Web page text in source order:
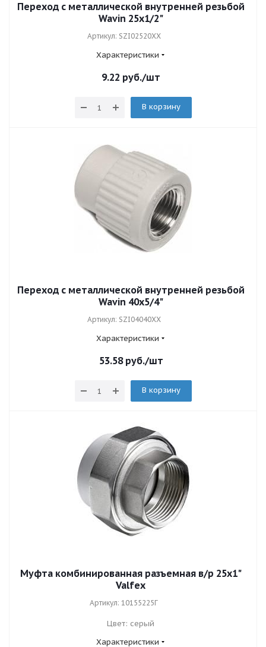
Переход с металлической внутренней резьбой
Wavin 25x1/2"
Артикул: SZI02520XX
Характеристики
9.22 руб./шт
В корзину
Переход с металлической внутренней резьбой
Wavin 40x5/4"
Артикул: SZI04040XX
Характеристики
53.58руб./шт
В корзину
Муфта комбинированная разъемная в/р 25х1"
Valfex
Артикул: 10155225Г
Цвет: серый
Характеристики